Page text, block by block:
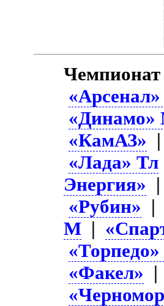
Чемпионат
«КамАЗ» |
«Лада» Тл
Энергия» |
«Рубин» |
М |
«Факел» |